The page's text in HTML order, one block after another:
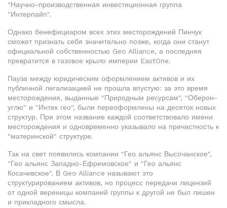
"Научно-производственная инвестиционная группа
"Интерпайп".
Однако бенефициаром всех этих месторождений Пинчук
сможет признать себя значительно позже, когда они станут
официальной собственностью Geo Alliance, а последняя
превратится в газовое крыло империи EastOne.
Пауза между юридическим оформлением активов и их
публичной легализацией не прошла впустую: за это время
месторождения, выданные "Природным ресурсам", "Оберон-
углю" и "Интек гео", были переоформлены на десяток новых
структур. При этом название каждой соответствовало имени
месторождения и одновременно указывало на причастность к
"материнской" структуре.
Так на свет появились компании "Гео альянс Высочанское",
"Гео альянс Западно-Ефремовское" и "Гео альянс
Косачивское". В Geo Alliance называют это
структурированием активов, но процесс передачи лицензий
от одной вереницы компаний группы к другой не был лишен
и прикладного смысла.